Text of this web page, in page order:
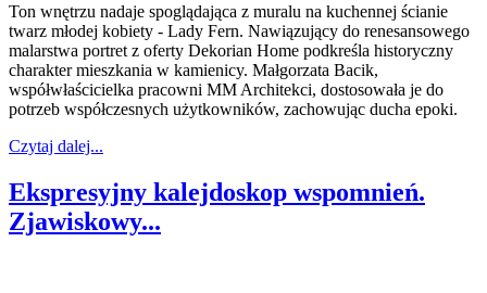
Ton wnętrzu nadaje spoglądająca z muralu na kuchennej ścianie
twarz młodej kobiety - Lady Fern. Nawiązujący do renesansowego
malarstwa portret z oferty Dekorian Home podkreśla historyczny
charakter mieszkania w kamienicy. Małgorzata Bacik,
współwłaścicielka pracowni MM Architekci, dostosowała je do
potrzeb współczesnych użytkowników, zachowując ducha epoki.
Czytaj dalej...
Ekspresyjny kalejdoskop wspomnień.
Zjawiskowy...